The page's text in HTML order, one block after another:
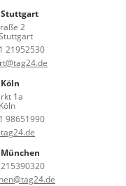
Stuttgart
2
21952530
1a
98651990
München